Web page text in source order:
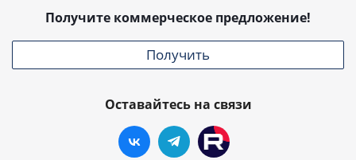
Получите коммерческое предложение!
Получить
Оставайтесь на связи